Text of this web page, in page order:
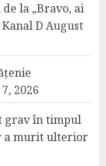
la „Bravo, ai
DAugust
2026
grav în timpul
a murit ulterior